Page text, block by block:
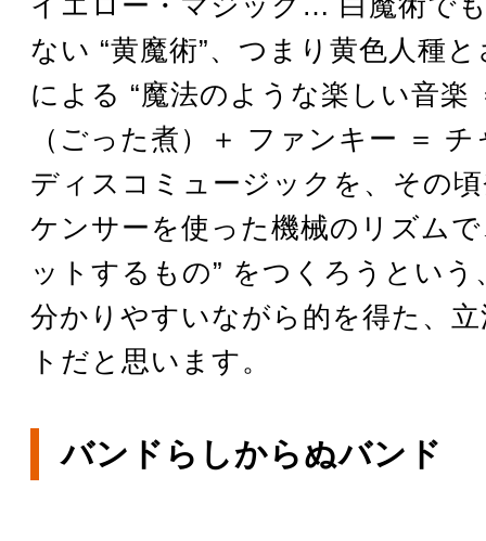
ない “黄魔術”、つまり黄色人種
による “魔法のような楽しい音楽
（ごった煮）＋ ファンキー ＝ チ
ディスコミュージックを、その
ケンサーを使った機械のリズムで
ットするもの” をつくろうとい
分かりやすいながら的を得た、
トだと思います。
バンドらしからぬバンド